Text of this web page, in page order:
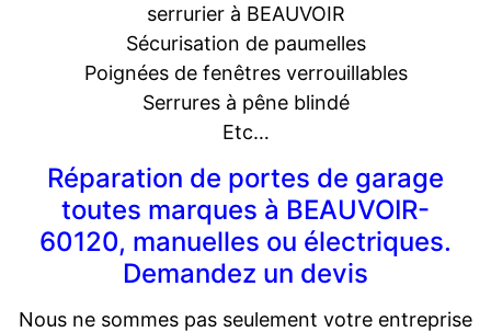
serrurier à BEAUVOIR
Sécurisation de paumelles
Poignées de fenêtres verrouillables
Serrures à pêne blindé
Etc…
Réparation de portes de garage
toutes marques à BEAUVOIR-
60120, manuelles ou électriques.
Demandez un devis
Nous ne sommes pas seulement votre entreprise